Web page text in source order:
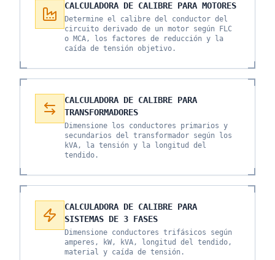
CALCULADORA DE CALIBRE PARA MOTORES
Determine el calibre del conductor del
circuito derivado de un motor según FLC
o MCA, los factores de reducción y la
caída de tensión objetivo.
CALCULADORA DE CALIBRE PARA
TRANSFORMADORES
Dimensione los conductores primarios y
secundarios del transformador según los
kVA, la tensión y la longitud del
tendido.
CALCULADORA DE CALIBRE PARA
SISTEMAS DE 3 FASES
Dimensione conductores trifásicos según
amperes, kW, kVA, longitud del tendido,
material y caída de tensión.